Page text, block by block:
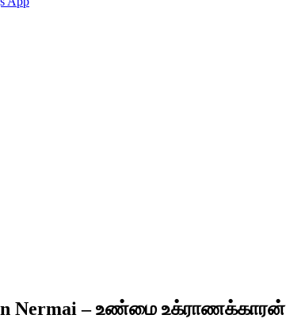
Nermai – உண்மை உக்ராணக்காரன்